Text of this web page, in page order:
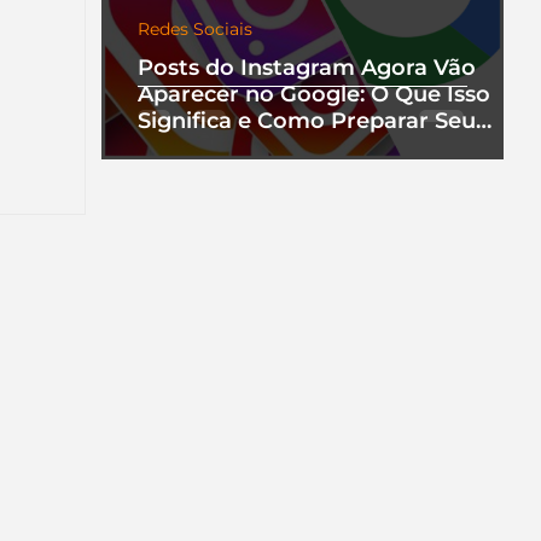
Posts do Instagram Agora Vão
Aparecer no Google: O Que Isso
Significa e Como Preparar Seu
Perfil
Redes Sociais